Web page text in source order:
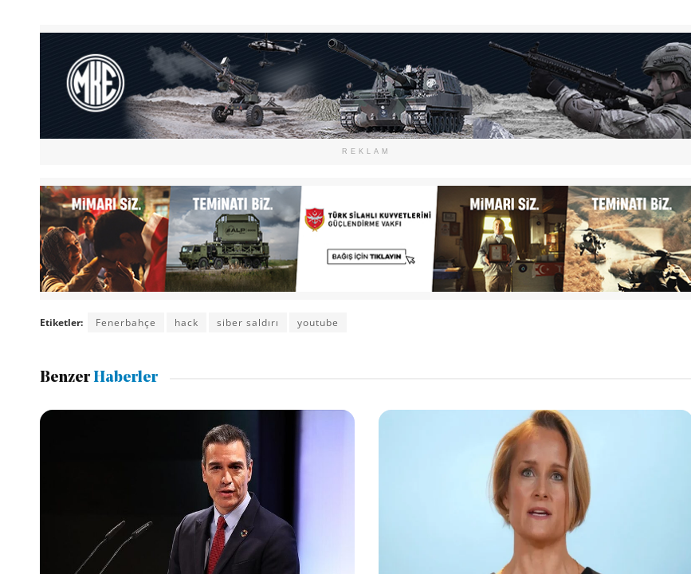
REKLAM
Etiketler: Fenerbahçe hack siber saldırı youtube
BenzerHaberler